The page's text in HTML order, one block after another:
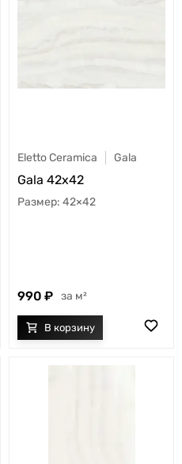
Eletto Ceramica Gala
Gala 42x42
42×42
990 м²